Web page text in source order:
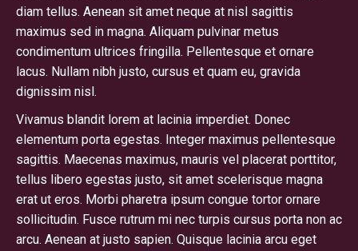
diam tellus. Aenean sit amet neque at nisl sagittis
maximus sed in magna. Aliquam pulvinar metus
condimentum ultrices fringilla. Pellentesque et ornare
lacus. Nullam nibh justo, cursus et quam eu, gravida
dignissim nisl.
Vivamus blandit lorem at lacinia imperdiet. Donec
elementum porta egestas. Integer maximus pellentesque
sagittis. Maecenas maximus, mauris vel placerat porttitor,
tellus libero egestas justo, sit amet scelerisque magna
erat ut eros. Morbi pharetra ipsum congue tortor ornare
sollicitudin. Fusce rutrum mi nec turpis cursus porta non ac
arcu. Aenean at justo sapien. Quisque lacinia arcu eget